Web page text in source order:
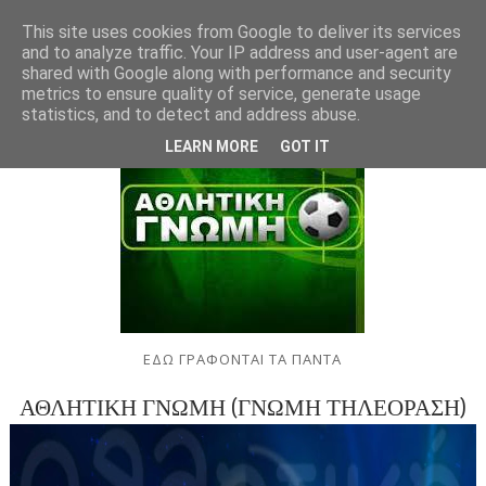
ΕΔΩ ΓΡΑΦΟΝΤΑΙ ΤΑ ΠΑΝΤΑ
ΑΘΛΗΤΙΚΗ ΓΝΩΜΗ (ΓΝΩΜΗ ΤΗΛΕΟΡΑΣΗ)
This site uses cookies from Google to deliver its services
and to analyze traffic. Your IP address and user-agent are
shared with Google along with performance and security
metrics to ensure quality of service, generate usage
statistics, and to detect and address abuse.
LEARN MORE GOT IT